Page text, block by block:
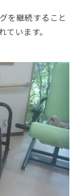
を継続すること
います。